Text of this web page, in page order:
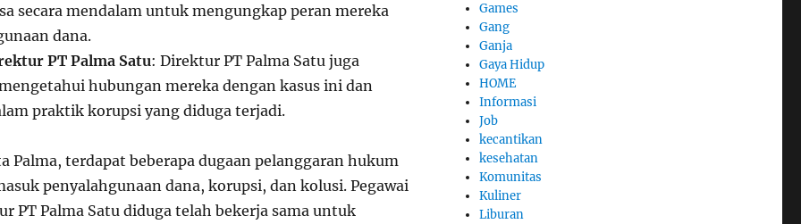
secara mendalam untuk mengungkap peran mereka
dana.
PT Palma Satu: Direktur PT Palma Satu juga
hubungan mereka dengan kasus ini dan
praktik korupsi yang diduga terjadi.
Palma, terdapat beberapa dugaan pelanggaran hukum
penyalahgunaan dana, korupsi, dan kolusi. Pegawai
PT Palma Satu diduga telah bekerja sama untuk
Games
Gang
Ganja
Gaya Hidup
HOME
Informasi
Job
kecantikan
kesehatan
Komunitas
Kuliner
Liburan